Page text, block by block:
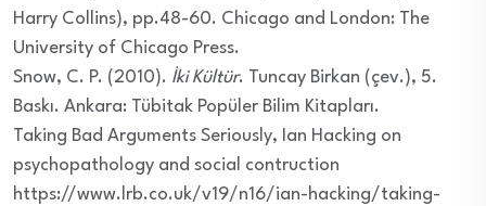
Harry Collins), pp.48-60. Chicago and London: The
University of Chicago Press.
Snow, C. P. (2010). İki Kültür. Tuncay Birkan (çev.), 5.
Baskı. Ankara: Tübitak Popüler Bilim Kitapları.
Taking Bad Arguments Seriously, Ian Hacking on
psychopathology and social contruction
https://www.lrb.co.uk/v19/n16/ian-hacking/taking-